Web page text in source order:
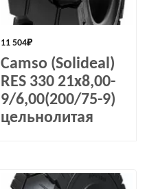
11 504₽
Camso (Solideal)
RES 330 21x8,00-
9/6,00(200/75-9)
цельнолитая